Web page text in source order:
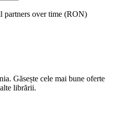
partners over time (RON)
Găsește cele mai bune oferte
librării.